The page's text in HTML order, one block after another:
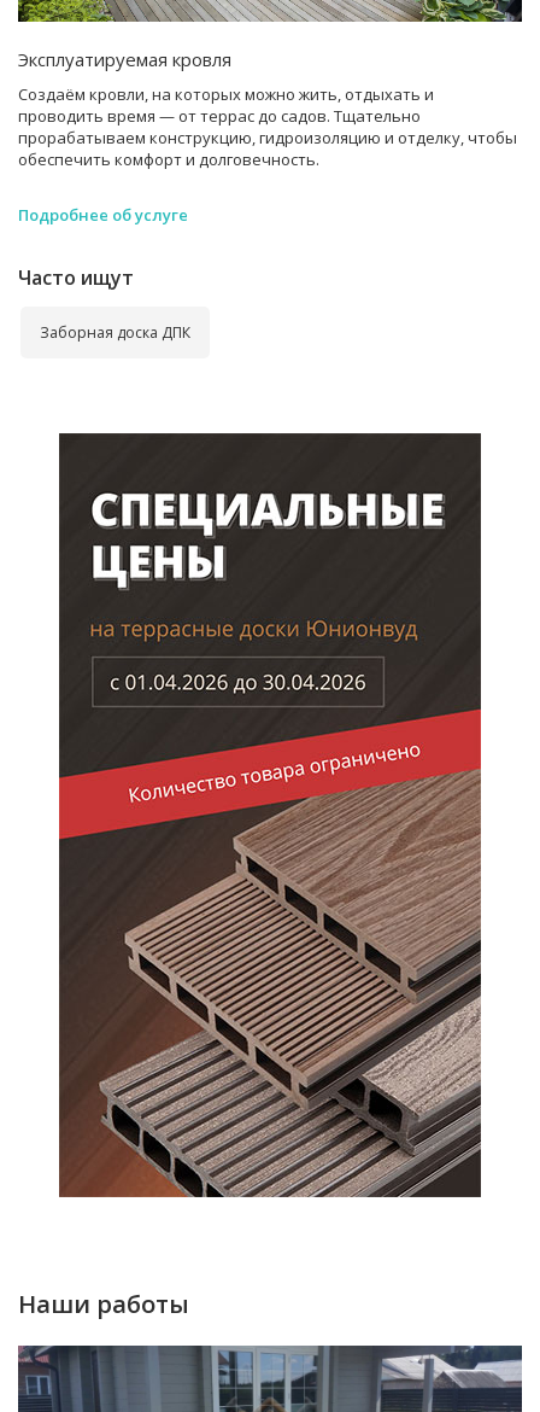
Эксплуатируемая кровля
Создаём кровли, на которых можно жить, отдыхать и
проводить время — от террас до садов. Тщательно
прорабатываем конструкцию, гидроизоляцию и отделку, чтобы
обеспечить комфорт и долговечность.
Подробнее об услуге
Часто ищут
Заборная доска ДПК
Наши работы